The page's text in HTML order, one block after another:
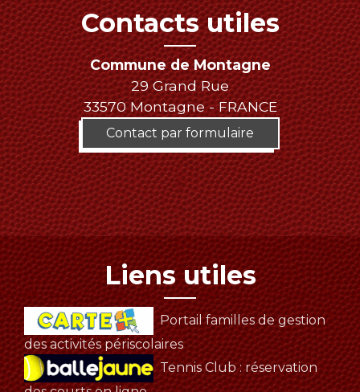
Contacts utiles
Commune de Montagne
29 Grand Rue
33570 Montagne - FRANCE
Contact par formulaire
Liens utiles
Portail familles de gestion
des activités périscolaires
Tennis Club : réservation